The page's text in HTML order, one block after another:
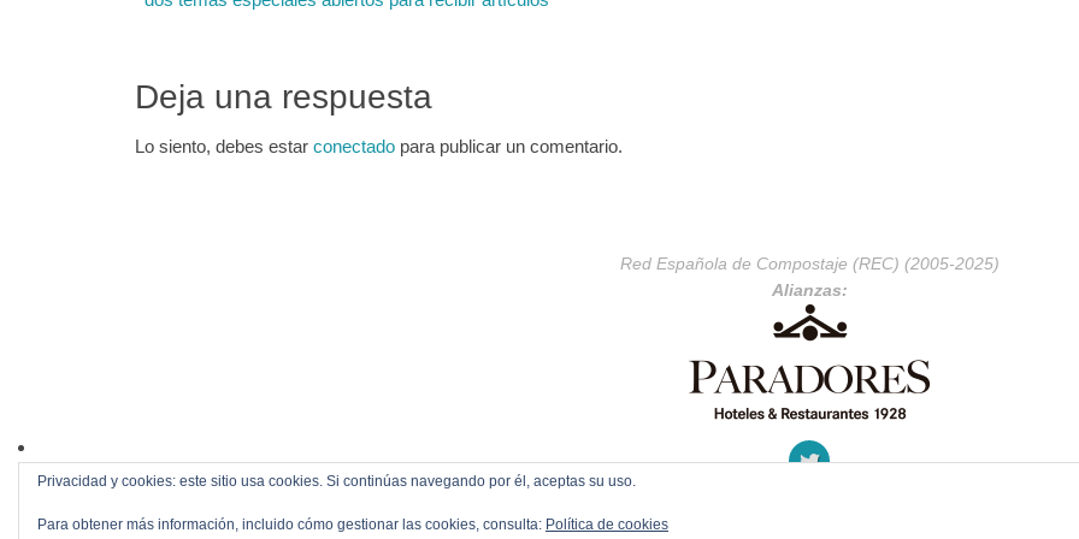
Deja una respuesta
Lo siento, debes estar conectado para publicar un comentario.
Red Española de Compostaje (REC) (2005-2025)
Alianzas:
Privacidad y cookies: este sitio usa cookies. Si continúas navegando por él, aceptas su uso.
Para obtener más información, incluido cómo gestionar las cookies, consulta: Política de cookies